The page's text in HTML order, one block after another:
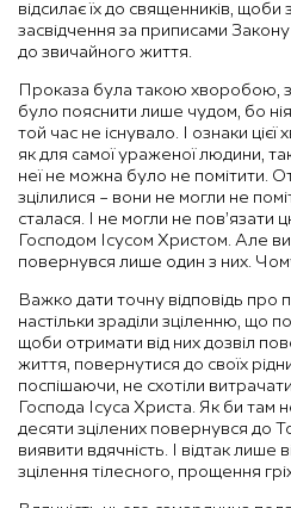
відсилає їх до священників, щоби
засвідчення за приписами Закону
до звичайного життя.
Проказа була такою хворобою,
було пояснити лише чудом, бо
той час не існувало. І ознаки цієї
як для самої ураженої людини,
неї не можна було не помітити.
зцілилися – вони не могли не
сталася. І не могли не пов’язати
Господом Ісусом Христом. Але
повернувся лише один з них.
Важко дати точну відповідь
настільки зраділи зціленню, що
щоби отримати від них дозвіл
життя, повернутися до своїх
поспішаючи, не схотіли
Господа Ісуса Христа. Як би там
десяти зцілених повернувся до
виявити вдячність. І відтак лише
зцілення тілесного, прощення